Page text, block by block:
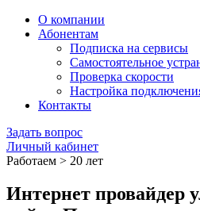
О компании
Абонентам
Подписка на сервисы
Самостоятельное
Проверка скорости
Настройка
Контакты
Задать вопрос
Личный кабинет
Работаем > 20 лет
Интернет провайдер